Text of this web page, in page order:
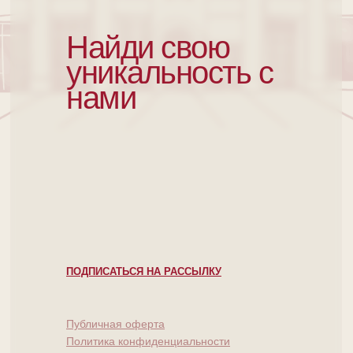
Найди свою
уникальность с
нами
ПОДПИСАТЬСЯ НА РАССЫЛКУ
Публичная оферта
Политика конфиденциальности